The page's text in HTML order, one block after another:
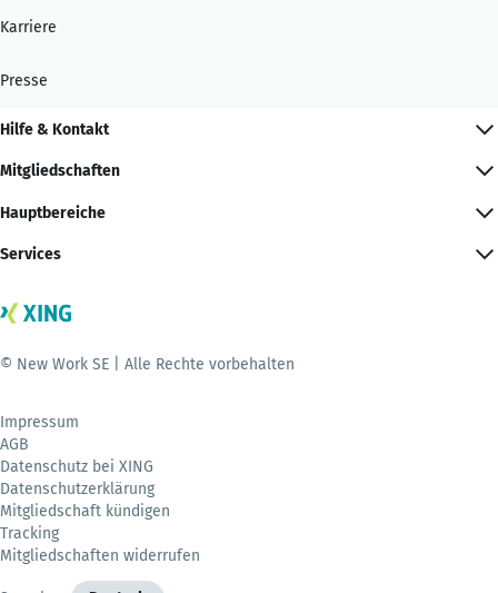
Karriere
Presse
Hilfe & Kontakt
Mitgliedschaften
Hauptbereiche
Services
© New Work SE | Alle Rechte vorbehalten
Impressum
AGB
Datenschutz bei XING
Datenschutzerklärung
Mitgliedschaft kündigen
Tracking
Mitgliedschaften widerrufen